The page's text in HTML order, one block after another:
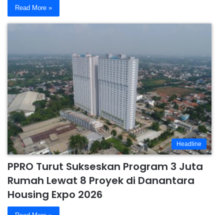
Read More »
Headline
PPRO Turut Sukseskan Program 3 Juta
Rumah Lewat 8 Proyek di Danantara
Housing Expo 2026